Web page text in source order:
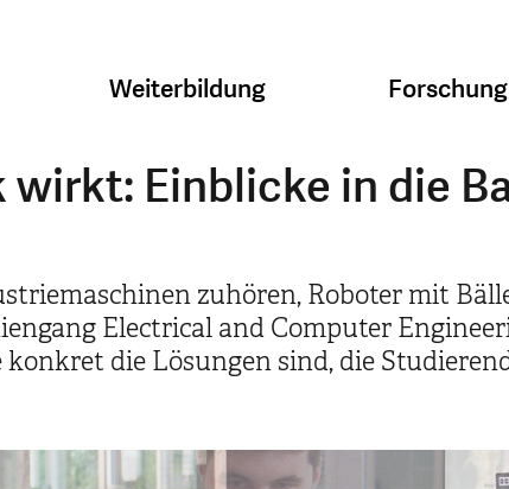
Weiterbildung Forschung
Einblicke in die
zuhören, Roboter mit
Electrical and Computer
die Lösungen sind, die